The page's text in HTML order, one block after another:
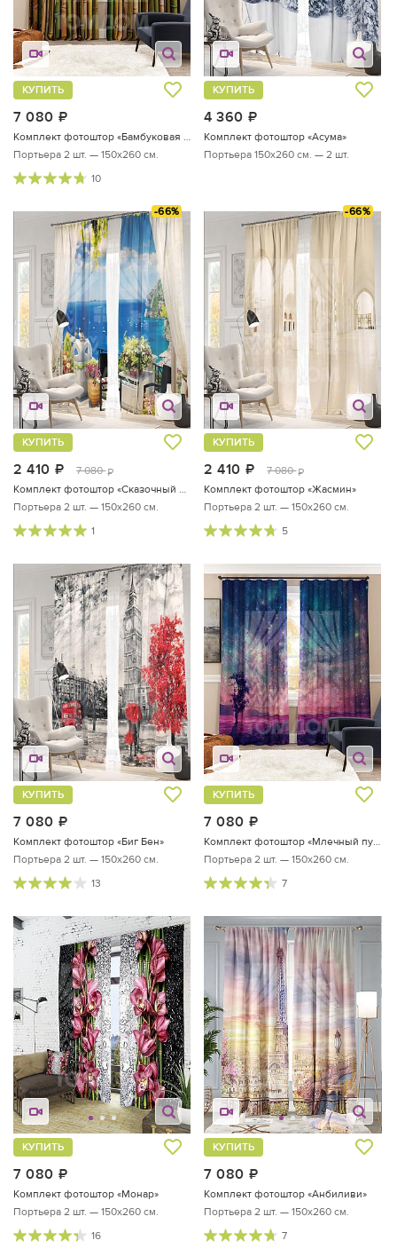
7 080
КУПИТЬ
Портьера 2 шт. — 150х260 см.
10
4 360
КУПИТЬ
Комплект фотоштор «Асума»
Портьера 150х260 см. — 2 шт.
-66%
2 410 руб.
7 080 руб.
КУПИТЬ
Комплект фотоштор «Сказочный вид»
Портьера 2 шт. — 150х260 см.
1
-66%
2 410 руб.
7 080 руб.
КУПИТЬ
Комплект фотоштор «Жасмин»
Портьера 2 шт. — 150х260 см.
5
7 080
КУПИТЬ
Комплект фотоштор «Биг Бен»
Портьера 2 шт. — 150х260 см.
13
7 080
КУПИТЬ
Комплект фотоштор «Млечный путь»
Портьера 2 шт. — 150х260 см.
7
7 080
КУПИТЬ
Комплект фотоштор «Монар»
Портьера 2 шт. — 150х260 см.
16
7 080
КУПИТЬ
Комплект фотоштор «Анбиливи»
Портьера 2 шт. — 150х260 см.
7